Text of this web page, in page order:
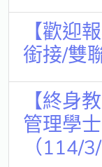
【歡迎
銜接/雙
【終身
管理學
（114/